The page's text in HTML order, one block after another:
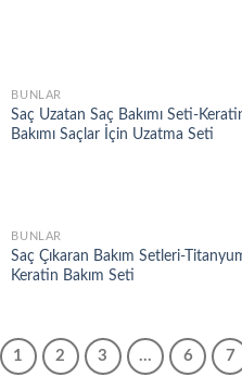
BUNLAR
Saç Uzatan Saç Bakımı Seti-
Bakımı Saçlar İçin Uzatma Seti
BUNLAR
Saç Çıkaran Bakım Setleri-
Keratin Bakım Seti
1 2 3 … 6 7